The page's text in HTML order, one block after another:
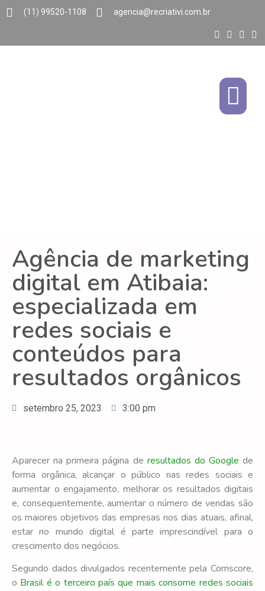
(11) 99520-1108 agencia@recriativi.com.br
Agência de marketing
digital em Atibaia:
especializada em
redes sociais e
conteúdos para
resultados orgânicos
setembro 25, 2023 3:00 pm
Aparecer na primeira página de resultados do Google de
forma orgânica, alcançar o público nas redes sociais e
aumentar o engajamento, melhorar os resultados digitais
e, consequentemente, aumentar o número de vendas são
os maiores objetivos das empresas nos dias atuais, afinal,
estar no mundo digital é parte imprescindível para o
crescimento dos negócios.
Segundo dados divulgados recentemente pela Comscore,
o Brasil é o terceiro país que mais consome redes sociais